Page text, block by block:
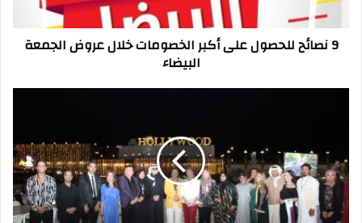
عروض
الجمعة
البيضاء9 نصائح للحصول على أكبر الخصومات خلال عروض الجمعة
البيضاء
لكنوز
الإبداع
بمدينة
شرم